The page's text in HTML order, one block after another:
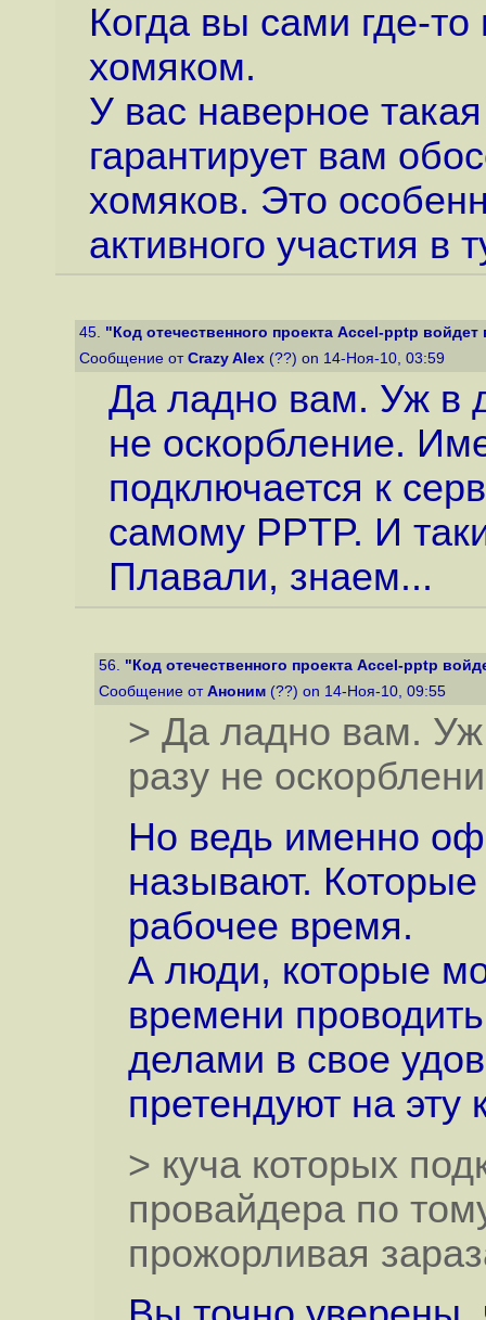
Когда вы сами где-то
хомяком.
У вас наверное
гарантирует вам
хомяков. Это
активного участия в
45. "Код отечественного проекта Accel-pptp
Сообщение от Crazy Alex (??) on 14-Ноя-10, 03:59
Да ладно вам. Уж в
не оскорбление.
подключается к
самому PPTP. И
Плавали, знаем...
56. "Код отечественного проекта Accel-pptp
Сообщение от Аноним (??) on 14-Ноя-10, 09:55
> Да ладно вам.
разу не
Но ведь именно
называют.
рабочее время.
А люди, которые
времени
делами в свое
претендуют на эту
> куча которых
провайдера по
прожорливая